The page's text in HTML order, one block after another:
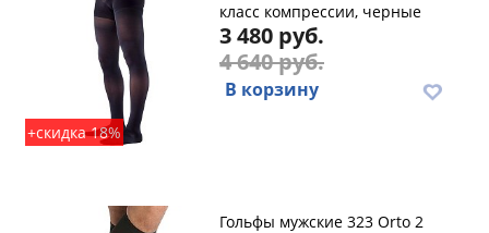
+скидка 18%
класс компрессии, черные
3 480 руб.
4 640 руб.
В корзину
Гольфы мужские 323 Orto 2